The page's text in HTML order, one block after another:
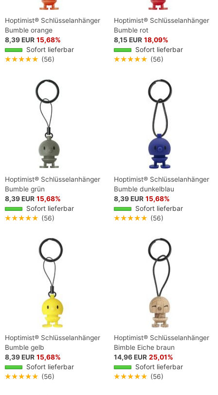
Hoptimist® Schlüsselanhänger
Bumble orange
8,39 EUR 15,68%
Sofort lieferbar
★★★★★ (56)
Hoptimist® Schlüsselanhänger
Bumble rot
8,15 EUR 18,09%
Sofort lieferbar
★★★★★ (56)
Hoptimist® Schlüsselanhänger
Bumble grün
8,39 EUR 15,68%
Sofort lieferbar
★★★★★ (56)
Hoptimist® Schlüsselanhänger
Bumble dunkelblau
8,39 EUR 15,68%
Sofort lieferbar
★★★★★ (56)
Hoptimist® Schlüsselanhänger
Bumble gelb
8,39 EUR 15,68%
Sofort lieferbar
★★★★★ (56)
Hoptimist® Schlüsselanhänger
Bimble Eiche braun
14,96 EUR 25,01%
Sofort lieferbar
★★★★★ (56)